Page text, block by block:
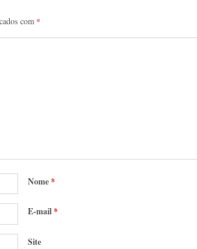
com *
Nome*
E-mail*
Site